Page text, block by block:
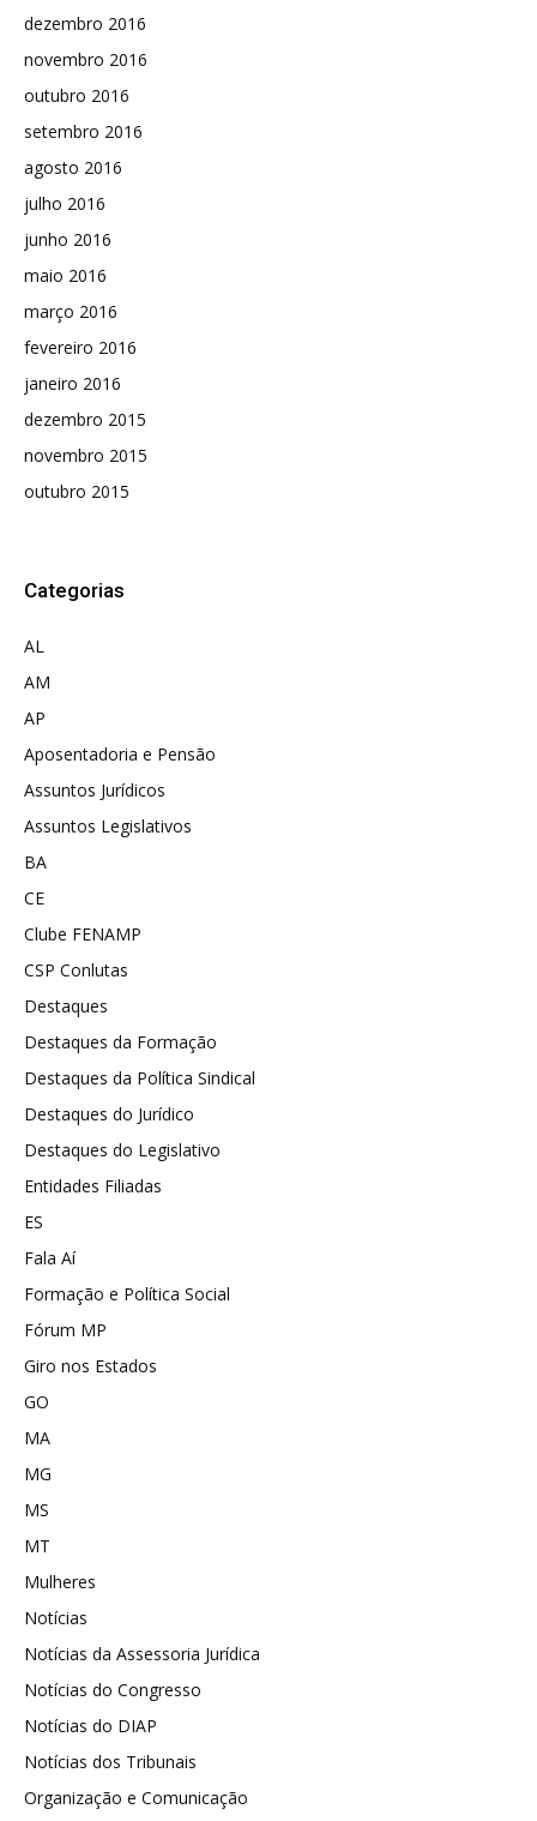
dezembro 2016
novembro 2016
outubro 2016
setembro 2016
agosto 2016
julho 2016
junho 2016
maio 2016
março 2016
fevereiro 2016
janeiro 2016
dezembro 2015
novembro 2015
outubro 2015
Categorias
AL
AM
AP
Aposentadoria e Pensão
Assuntos Jurídicos
Assuntos Legislativos
BA
CE
Clube FENAMP
CSP Conlutas
Destaques
Destaques da Formação
Destaques da Política Sindical
Destaques do Jurídico
Destaques do Legislativo
Entidades Filiadas
ES
Fala Aí
Formação e Política Social
Fórum MP
Giro nos Estados
GO
MA
MG
MS
MT
Mulheres
Notícias
Notícias da Assessoria Jurídica
Notícias do Congresso
Notícias do DIAP
Notícias dos Tribunais
Organização e Comunicação